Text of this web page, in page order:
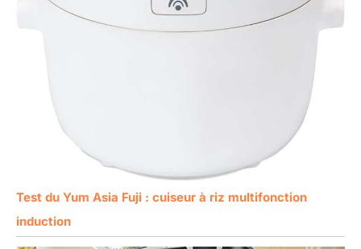
Test du Yum Asia Fuji : cuiseur à riz multifonction
induction